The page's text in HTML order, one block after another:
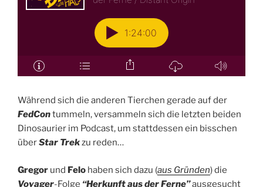
Während sich die anderen Tierchen gerade auf der
FedContummeln, versammeln sich die letzten beiden
Dinosaurier im Podcast, um stattdessen ein bisschen
überStar Trekzu reden…
Gregor und Felo haben sich dazu (aus Gründen) die
Voyager-Folge “Herkunft aus der Ferne”ausgesucht